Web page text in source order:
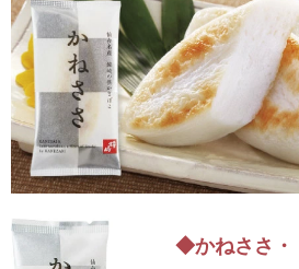
3,001円～4,000円 2,001
1,001円～2,000円 1,000
◆かねささ・